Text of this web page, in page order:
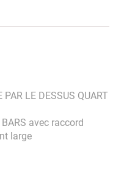
PAR LE DESSUS QUART
avec raccord
large